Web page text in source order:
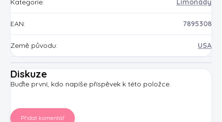
Kategorie: Limonády
EAN: 7895308
Země původu: USA
Diskuze
Buďte první, kdo napíše příspěvek k této položce.
Přidat komentář